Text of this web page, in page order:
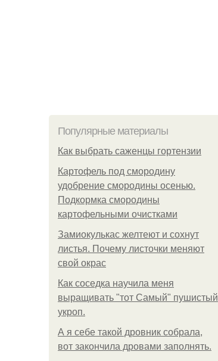
Популярные материалы
Как выбрать саженцы гортензии
Картофель под смородину
удобрение смородины осенью.
Подкормка смородины
картофельными очистками
Замиокулькас желтеют и сохнут
листья. Почему листочки меняют
свой окрас
Как соседка научила меня
выращивать "тот Самый" пушистый
укроп.
А я себе такой дровник собрала,
вот закончила дровами заполнять.